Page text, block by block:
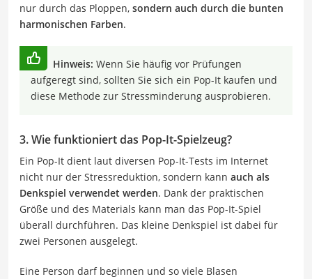
nur durch das Ploppen, sondern auch durch die bunten
harmonischen Farben.
Hinweis: Wenn Sie häufig vor Prüfungen
aufgeregt sind, sollten Sie sich ein Pop-It kaufen und
diese Methode zur Stressminderung ausprobieren.
3. Wie funktioniert das Pop-It-Spielzeug?
Ein Pop-It dient laut diversen Pop-It-Tests im Internet
nicht nur der Stressreduktion, sondern kann auch als
Denkspiel verwendet werden. Dank der praktischen
Größe und des Materials kann man das Pop-It-Spiel
überall durchführen. Das kleine Denkspiel ist dabei für
zwei Personen ausgelegt.
Eine Person darf beginnen und so viele Blasen